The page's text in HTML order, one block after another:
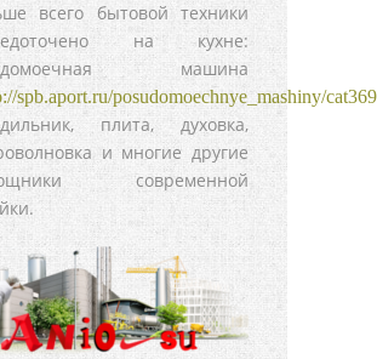
всего бытовой техники
на кухне:
машина
spb.aport.ru/posudomoechnye_mashiny/cat369
плита, духовка,
и многие другие
современной